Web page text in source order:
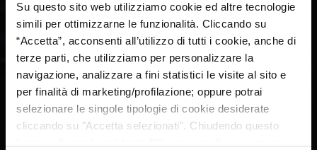
Su questo sito web utilizziamo cookie ed altre tecnologie
simili per ottimizzarne le funzionalità. Cliccando su
“Accetta”, acconsenti all’utilizzo di tutti i cookie, anche di
terze parti, che utilizziamo per personalizzare la
navigazione, analizzare a fini statistici le visite al sito e
per finalità di marketing/profilazione; oppure potrai
selezionare le singole tipologie di cookie desiderate
cliccando su "Accetta selezionati". Chiudendo questo